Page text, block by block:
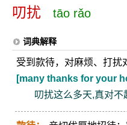
叨扰 tāo rǎo
词典解释
受到款待，对麻烦、打扰
[many thanks for your
叨扰这么多天,真对不